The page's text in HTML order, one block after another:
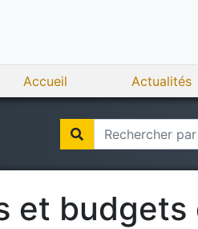
Accueil Actualités
et budgets